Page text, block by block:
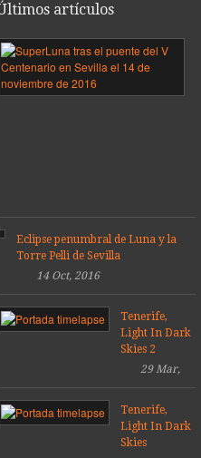
artículos
Eclipse penumbral de Luna y la
Torre Pelli de Sevilla
14 Oct, 2016
Tenerife,
Light In Dark
Skies 2
29 Mar,
2014
Tenerife,
Light In Dark
Skies